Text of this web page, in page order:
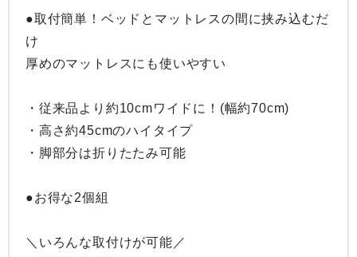
●取付簡単！ベッドとマットレスの間に挟み込むだ
け
厚めのマットレスにも使いやすい
・従来品より約10cmワイドに！(幅約70cm)
・高さ約45cmのハイタイプ
・脚部分は折りたたみ可能
●お得な2個組
＼いろんな取付けが可能／